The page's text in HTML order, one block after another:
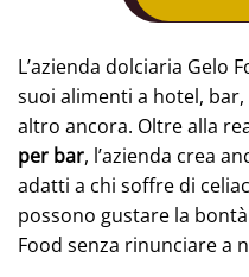
L’azienda dolciaria Gelo
suoi alimenti a hotel,
altro ancora. Oltre alla
per bar, l’azienda crea
adatti a chi soffre di
possono gustare la
Food senza rinunciare a